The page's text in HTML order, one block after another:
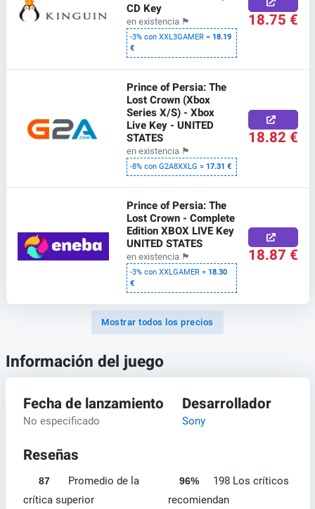
CD Key
en existencia 🏴
-3% con XXL3GAMER =18.19
€
18.75 €
Prince of Persia: The
Lost Crown (Xbox
Series X/S) - Xbox
Live Key - UNITED
STATES
en existencia 🏴
-8% con G2A8XXLG =17.31 €
18.82 €
Prince of Persia: The
Lost Crown - Complete
Edition XBOX LIVE Key
UNITED STATES
en existencia 🏴
-3% con XXLGAMER =18.30
€
18.87 €
Mostrar todos los precios
Información del juego
Fecha de lanzamiento
No especificado
Desarrollador
Sony
Reseñas
87
Promedio de la
crítica superior
96%
198 Los críticos
recomiendan